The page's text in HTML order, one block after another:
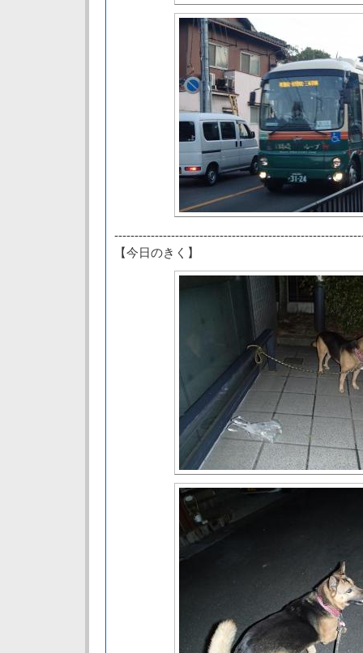
【今日のきく】